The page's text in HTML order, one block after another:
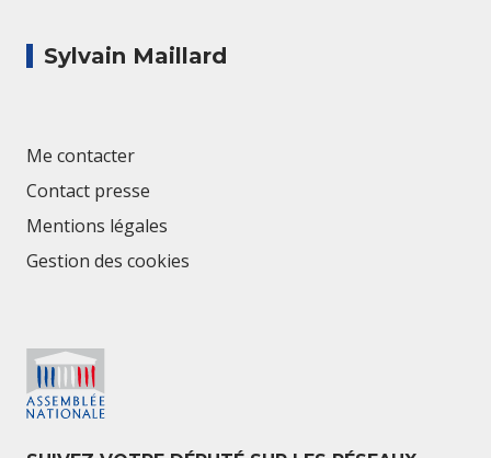
Sylvain Maillard
Me contacter
Contact presse
Mentions légales
Gestion des cookies